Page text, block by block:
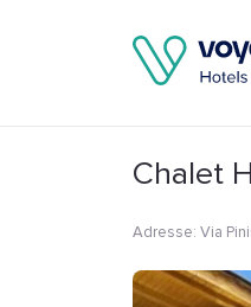
Fotos
Chalet
Adresse: Via